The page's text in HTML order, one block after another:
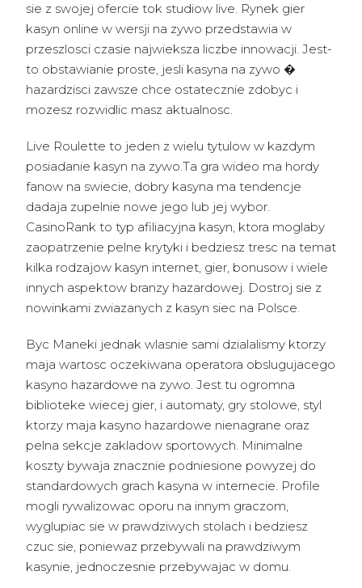
sie z swojej ofercie tok studiow live. Rynek gier
kasyn online w wersji na zywo przedstawia w
przeszlosci czasie najwieksza liczbe innowacji. Jest-
to obstawianie proste, jesli kasyna na zywo �
hazardzisci zawsze chce ostatecznie zdobyc i
mozesz rozwidlic masz aktualnosc.
Live Roulette to jeden z wielu tytulow w kazdym
posiadanie kasyn na zywo.Ta gra wideo ma hordy
fanow na swiecie, dobry kasyna ma tendencje
dadaja zupelnie nowe jego lub jej wybor.
CasinoRank to typ afiliacyjna kasyn, ktora moglaby
zaopatrzenie pelne krytyki i bedziesz tresc na temat
kilka rodzajow kasyn internet, gier, bonusow i wiele
innych aspektow branzy hazardowej. Dostroj sie z
nowinkami zwiazanych z kasyn siec na Polsce.
Byc Maneki jednak wlasnie sami dzialalismy ktorzy
maja wartosc oczekiwana operatora obslugujacego
kasyno hazardowe na zywo. Jest tu ogromna
biblioteke wiecej gier, i automaty, gry stolowe, styl
ktorzy maja kasyno hazardowe nienagrane oraz
pelna sekcje zakladow sportowych. Minimalne
koszty bywaja znacznie podniesione powyzej do
standardowych grach kasyna w internecie. Profile
mogli rywalizowac oporu na innym graczom,
wyglupiac sie w prawdziwych stolach i bedziesz
czuc sie, poniewaz przebywali na prawdziwym
kasynie, jednoczesnie przebywajac w domu.